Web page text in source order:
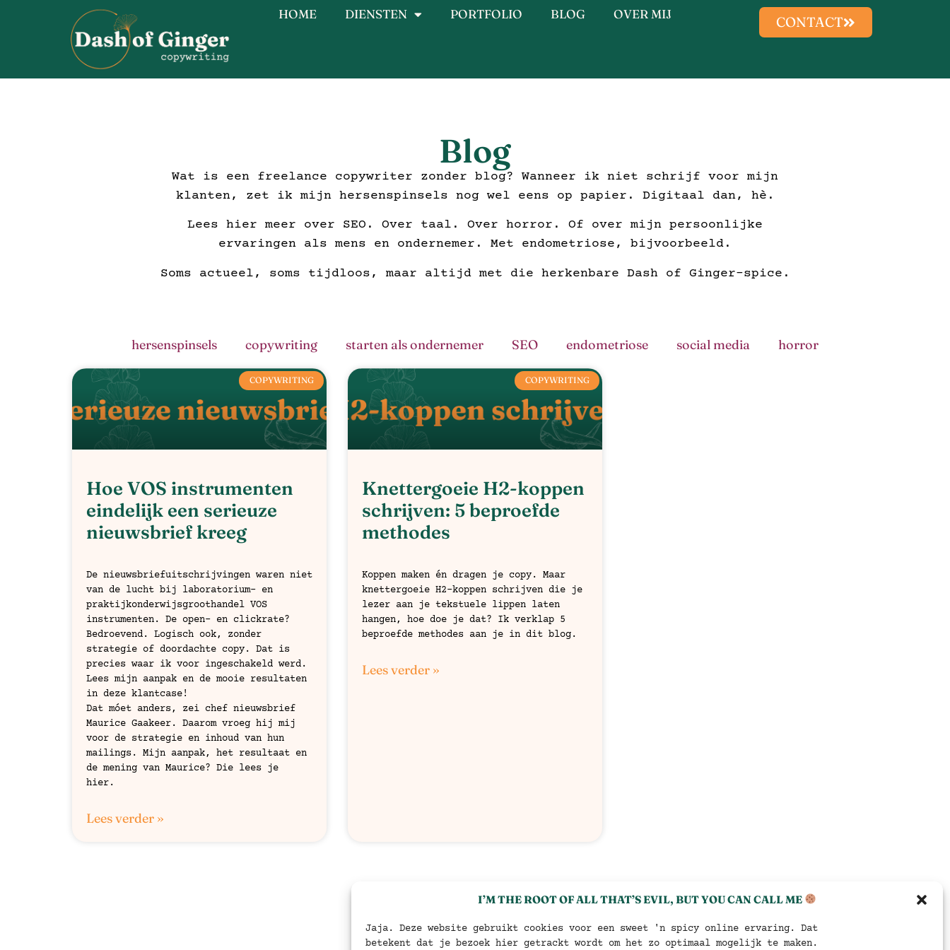
I’M THE ROOT OF ALL THAT’S EVIL, BUT YOU CAN CALL ME
Jaja. Deze website gebruikt cookies voor een sweet 'n spicy online ervaring. Dat
betekent dat je bezoek hier getrackt wordt om het zo optimaal mogelijk te maken.
HOME DIENSTEN PORTFOLIO BLOG OVER MIJ CONTACT
Blog
Wat is een freelance copywriter zonder blog? Wanneer ik niet schrijf voor mijn
klanten, zet ik mijn hersenspinsels nog wel eens op papier. Digitaal dan, hè.
Lees hier meer over SEO. Over taal. Over horror. Of over mijn persoonlijke
ervaringen als mens en ondernemer. Met endometriose, bijvoorbeeld.
Soms actueel, soms tijdloos, maar altijd met die herkenbare Dash of Ginger-spice.
hersenspinsels copywriting starten als ondernemer SEO endometriose social media horror
COPYWRITING
Hoe VOS instrumenten
eindelijk een serieuze
nieuwsbrief kreeg
De nieuwsbriefuitschrijvingen waren niet
van de lucht bij laboratorium- en
praktijkonderwijsgroothandel VOS
instrumenten. De open- en clickrate?
Bedroevend. Logisch ook, zonder
strategie of doordachte copy. Dat is
precies waar ik voor ingeschakeld werd.
Lees mijn aanpak en de mooie resultaten
in deze klantcase!
Dat móet anders, zei chef nieuwsbrief
Maurice Gaakeer. Daarom vroeg hij mij
voor de strategie en inhoud van hun
mailings. Mijn aanpak, het resultaat en
de mening van Maurice? Die lees je
hier.
Lees verder »
COPYWRITING
Knettergoeie H2-koppen
schrijven: 5 beproefde
methodes
Koppen maken én dragen je copy. Maar
knettergoeie H2-koppen schrijven die je
lezer aan je tekstuele lippen laten
hangen, hoe doe je dat? Ik verklap 5
beproefde methodes aan je in dit blog.
Lees verder »